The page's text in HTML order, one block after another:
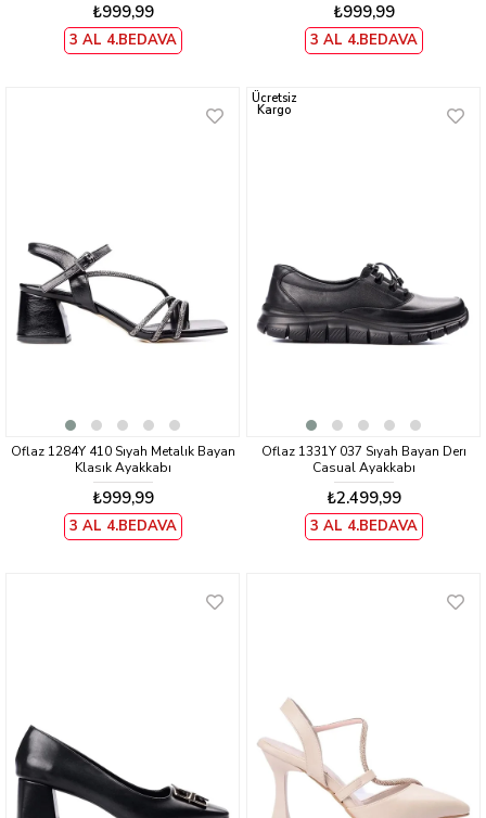
₺999,99
3 AL 4.BEDAVA
₺999,99
3 AL 4.BEDAVA
Oflaz 1284Y 410 Sıyah Metalık Bayan
Klasık Ayakkabı
₺999,99
3 AL 4.BEDAVA
Oflaz 1331Y 037 Sıyah Bayan Derı
Casual Ayakkabı
₺2.499,99
3 AL 4.BEDAVA
Ücretsiz
Kargo